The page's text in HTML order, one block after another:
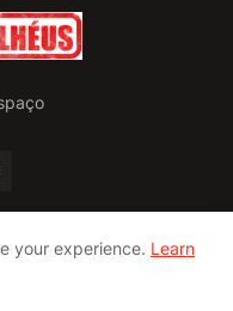
your experience. Learn